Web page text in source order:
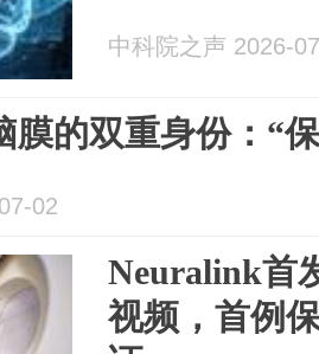
中科院之声 2026-
膜的双重身份：“
02
Neuralink首
视频，首例